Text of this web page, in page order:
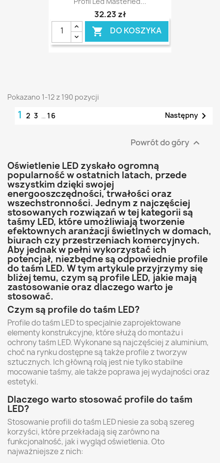
32,23 zł
 DO KOSZYKA
Pokazano 1-12 z 190 pozycji
1 2 3 … 16 Następny 
Powrót do góry 
Oświetlenie LED zyskało ogromną
popularność w ostatnich latach, przede
wszystkim dzięki swojej
energooszczędności, trwałości oraz
wszechstronności. Jednym z najczęściej
stosowanych rozwiązań w tej kategorii są
taśmy LED, które umożliwiają tworzenie
efektownych aranżacji świetlnych w domach,
biurach czy przestrzeniach komercyjnych.
Aby jednak w pełni wykorzystać ich
potencjał, niezbędne są odpowiednie profile
do taśm LED. W tym artykule przyjrzymy się
bliżej temu, czym są profile LED, jakie mają
zastosowanie oraz dlaczego warto je
stosować.
Czym są profile do taśm LED?
Profile do taśm LED to specjalnie zaprojektowane
elementy konstrukcyjne, które służą do montażu i
ochrony taśm LED. Wykonane są najczęściej z aluminium,
choć na rynku dostępne są także profile z tworzyw
sztucznych. Ich główną rolą jest nie tylko stabilne
mocowanie taśmy, ale także poprawa jej wydajności oraz
estetyki.
Dlaczego warto stosować profile do taśm
LED?
Stosowanie profili do taśm LED niesie za sobą szereg
korzyści, które przekładają się zarówno na
funkcjonalność, jak i wygląd oświetlenia. Oto
najważniejsze z nich: